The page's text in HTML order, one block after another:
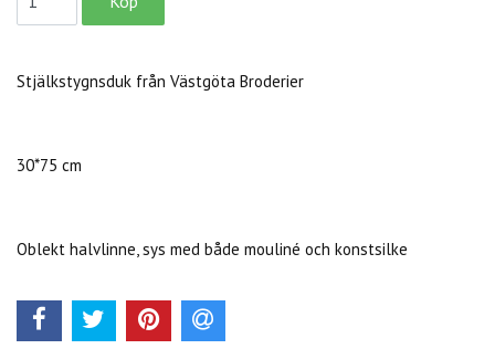
Stjälkstygnsduk från Västgöta Broderier
30*75 cm
Oblekt halvlinne, sys med både mouliné och konstsilke